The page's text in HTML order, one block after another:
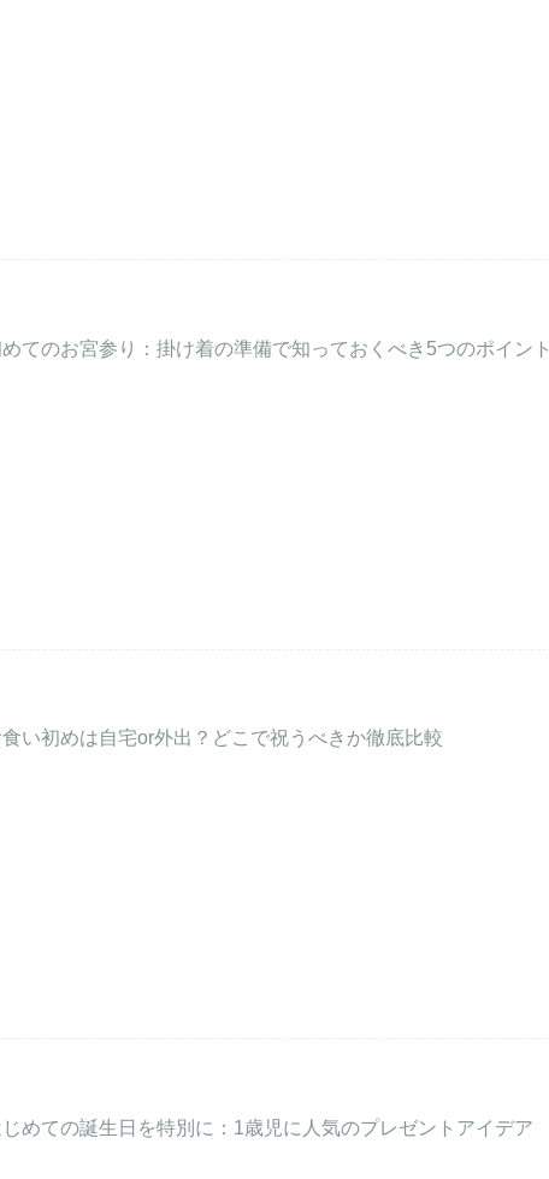
てのお宮参り：掛け着の準備で知っておくべき5つのポイント
食い初めは自宅or外出？どこで祝うべきか徹底比較
じめての誕生日を特別に：1歳児に人気のプレゼントアイデア